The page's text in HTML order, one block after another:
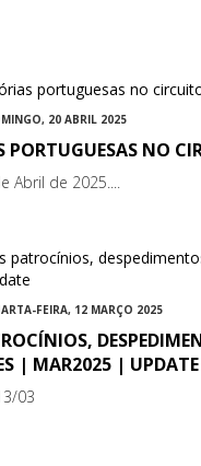
20 ABRIL 2025
PORTUGUESAS NO
Abril de 2025....
FEIRA, 12 MARÇO 2025
| MAR2025 | UPDATE
03